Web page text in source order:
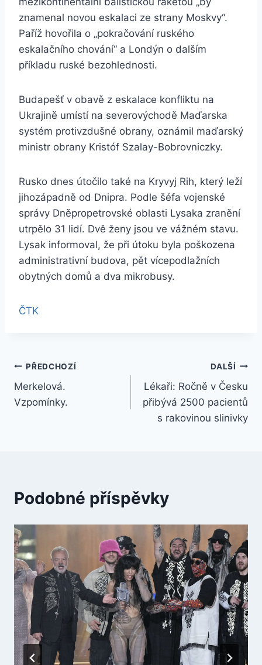
znamenal novou eskalaci ze strany Moskvy“.
Paříž hovořila o „pokračování ruského
eskalačního chování“ a Londýn o dalším
příkladu ruské bezohlednosti.
Budapešť v obavě z eskalace konfliktu na
Ukrajině umístí na severovýchodě Maďarska
systém protivzdušné obrany, oznámil maďarský
ministr obrany Kristóf Szalay-Bobrovniczky.
Rusko dnes útočilo také na Kryvyj Rih, který leží
jihozápadně od Dnipra. Podle šéfa vojenské
správy Dněpropetrovské oblasti Lysaka zranění
utrpělo 31 lidí. Dvě ženy jsou ve vážném stavu.
Lysak informoval, že při útoku byla poškozena
administrativní budova, pět vícepodlažních
obytných domů a dva mikrobusy.
ČTK
Navigace
pro
PŘEDCHOZÍ
Merkelová.
Vzpomínky.
DALŠÍ
Lékaři: Ročně v Česku
přibývá 2500 pacientů
s rakovinou slinivky
Podobné příspěvky